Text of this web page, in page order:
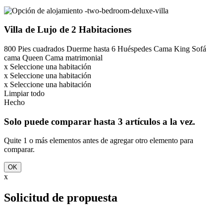
Villa de Lujo de 2 Habitaciones
800 Pies cuadrados Duerme hasta 6 Huéspedes Cama King Sofá
cama Queen Cama matrimonial
x Seleccione una habitación
x Seleccione una habitación
x Seleccione una habitación
Limpiar todo
Hecho
Solo puede comparar hasta 3 artículos a la vez.
Quite 1 o más elementos antes de agregar otro elemento para
comparar.
OK
x
Solicitud de propuesta